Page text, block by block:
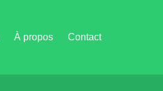
À propos Contact